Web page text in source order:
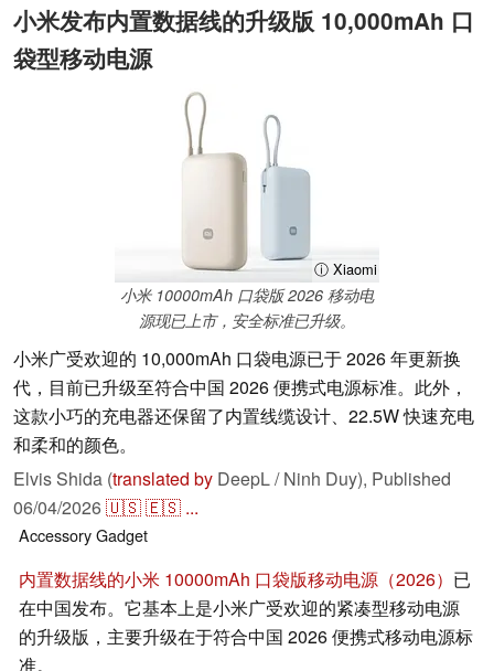
小米发布内置数据线的升级版 10,000mAh 口
袋型移动电源
ⓘ Xiaomi
小米 10000mAh 口袋版 2026 移动电
源现已上市，安全标准已升级。
小米广受欢迎的 10,000mAh 口袋电源已于 2026 年更新换
代，目前已升级至符合中国 2026 便携式电源标准。此外，
这款小巧的充电器还保留了内置线缆设计、22.5W 快速充电
和柔和的颜色。
Elvis Shida (translated by DeepL / Ninh Duy), Published
06/04/2026🇺🇸🇪🇸 ...
AccessoryGadget
内置数据线的小米 10000mAh 口袋版移动电源（2026） 已
在中国发布。它基本上是小米广受欢迎的紧凑型移动电源
的升级版，主要升级在于符合中国 2026 便携式移动电源标
准。